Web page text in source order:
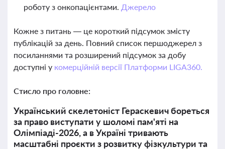
роботу з онкопацієнтами. Джерело
Кожне з питань — це короткий підсумок змісту
публікацій за день. Повний список першоджерел з
посиланнями та розширений підсумок за добу
доступні у комерційній версії Платформи LIGA360.
Стисло про головне:
Український скелетоніст Гераскевич бореться
за право виступати у шоломі пам'яті на
Олімпіаді-2026, а в Україні тривають
масштабні проєкти з розвитку фізкультури та